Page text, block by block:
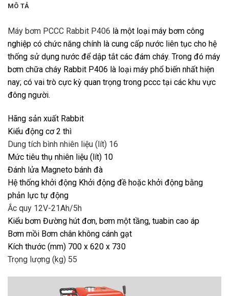
MÔ TẢ
Máy bơm PCCC Rabbit P406 là một loại máy bơm công
nghiệp có chức năng chính là cung cấp nước liên tục cho hệ
thống sử dụng nước để dập tắt các đám cháy. Trong đó máy
bơm chữa cháy Rabbit P406 là loại máy phổ biến nhất hiện
nay; có vai trò cực kỳ quan trọng trong pccc tại các khu vực
đông người.
Hãng sản xuất Rabbit
Kiểu động cơ 2 thì
Dung tích bình nhiên liệu (lít) 16
Mức tiêu thụ nhiên liệu (lít) 10
Đánh lửa Magneto bánh đà
Hệ thống khởi động Khởi động đề hoặc khởi động bằng
phản lực tự động
Ắc quy 12V-21Ah/5h
Kiểu bơm Đường hút đơn, bơm một tầng, tuabin cao áp
Bơm mồi Bơm chân không cánh gạt
Kích thước (mm) 700 x 620 x 730
Trọng lượng (kg) 55